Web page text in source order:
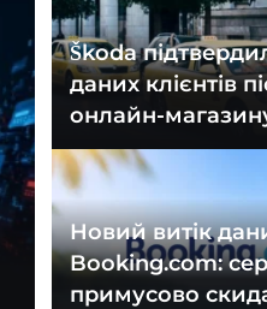
Škoda
даних клієнтів
онлайн-
Новий витік
Booking.com:
примусово